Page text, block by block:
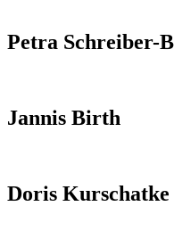
Petra Schreiber-
Jannis Birth
Doris Kurschatke